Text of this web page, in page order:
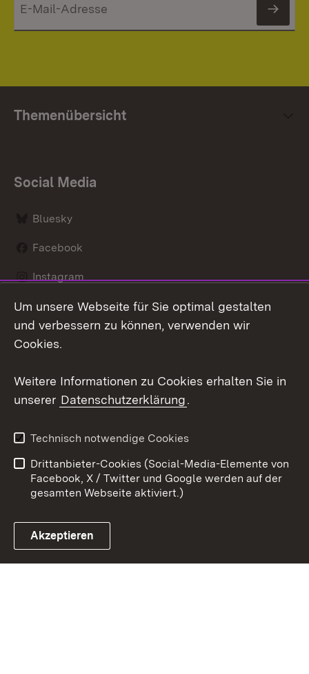
Themenübersicht
Social Media
Bluesky
Facebook
Instagram
LinkedIn
Link zum Landesportal
Datenschutz
Barrierefreiheit
Impressum
Cookies
Um unsere Webseite für Sie optimal gestalten
und verbessern zu können, verwenden wir
Cookies.
Weitere Informationen zu Cookies erhalten Sie in
unserer Datenschutzerklärung.
Technisch notwendige Cookies
Drittanbieter-Cookies (Social-Media-Elemente von
Facebook, X / Twitter und Google werden auf der
gesamten Webseite aktiviert.)
Akzeptieren